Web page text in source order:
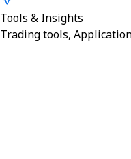
Tools & Insights
Trading tools,